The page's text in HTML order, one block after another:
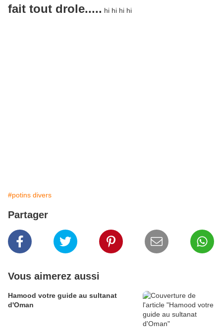
fait tout drole..... hi hi hi hi
#potins divers
Partager
Vous aimerez aussi
Hamood votre guide au sultanat
d'Oman